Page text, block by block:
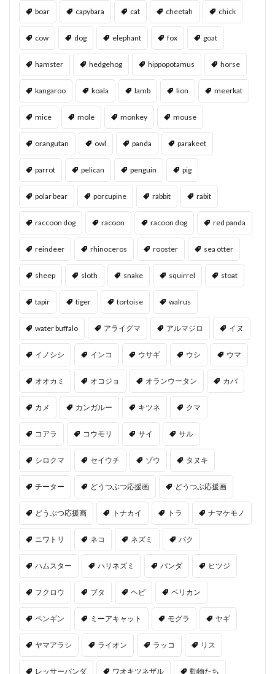
boar capybara cat cheetah chick
cow dog elephant fox goat
hamster hedgehog hippopotamus horse
kangaroo koala lamb lion meerkat
mice mole monkey mouse
orangutan owl panda parakeet
parrot pelican penguin pig
polar bear porcupine rabbit rabit
raccoon dog racoon racoon dog red panda
reindeer rhinoceros rooster sea otter
sheep sloth snake squirrel stoat
tapir tiger tortoise walrus
water buffalo アライグマ アルマジロ イヌ
イノシシ インコ ウサギ ウシ ウマ
オオカミ オコジョ オランウータン カバ
カメ カンガルー キツネ クマ
コアラ コウモリ サイ サル
シロクマ セイウチ ゾウ タヌキ
チーター どうつぶつ応援画 どうつぶ応援画
どうぶつ応援画 トナカイ トラ ナマケモノ
ニワトリ ネコ ネズミ バク
ハムスター ハリネズミ パンダ ヒツジ
フクロウ ブタ ヘビ ペリカン
ペンギン ミーアキャット モグラ ヤギ
ヤマアラシ ライオン ラッコ リス
レッサーパンダ ワオキツネザル 動物たち